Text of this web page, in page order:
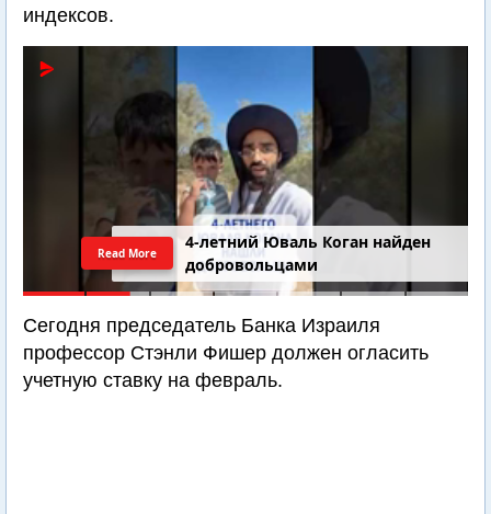
индексов.
4-летний Юваль Коган найден
добровольцами
Read More
Сегодня председатель Банка Израиля
профессор Стэнли Фишер должен огласить
учетную ставку на февраль.